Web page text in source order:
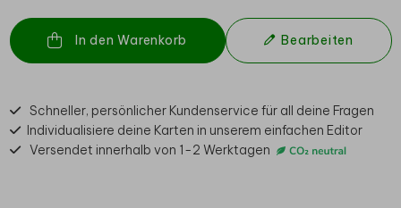
In den Warenkorb Bearbeiten
Schneller, persönlicher Kundenservice für all deine Fragen
Individualisiere deine Karten in unserem einfachen Editor
Versendet innerhalb von 1-2 Werktagen